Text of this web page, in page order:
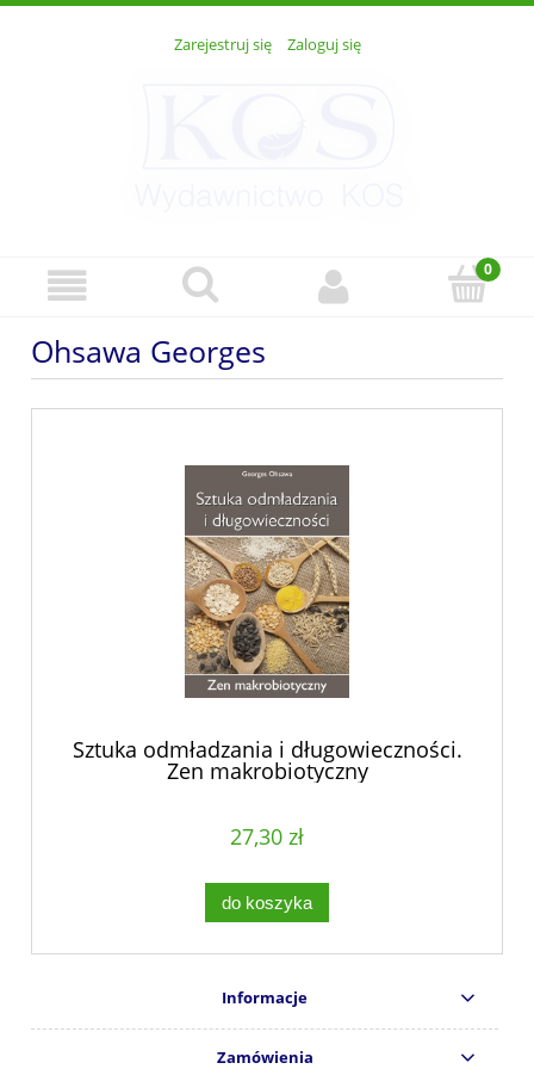
Zarejestruj się Zaloguj się
Ohsawa Georges
Sztuka odmładzania i długowieczności.
Zen makrobiotyczny
27,30 zł
do koszyka
Informacje
Zamówienia